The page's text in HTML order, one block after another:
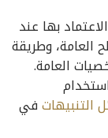
بها عند
العامة، وطريقة
العامة.
التنبيهاتفي